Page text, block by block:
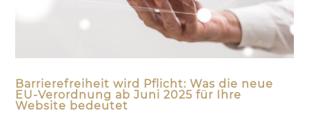
Barrierefreiheit wird Pflicht: Was die neue
EU-Verordnung ab Juni 2025 für Ihre
Website bedeutet